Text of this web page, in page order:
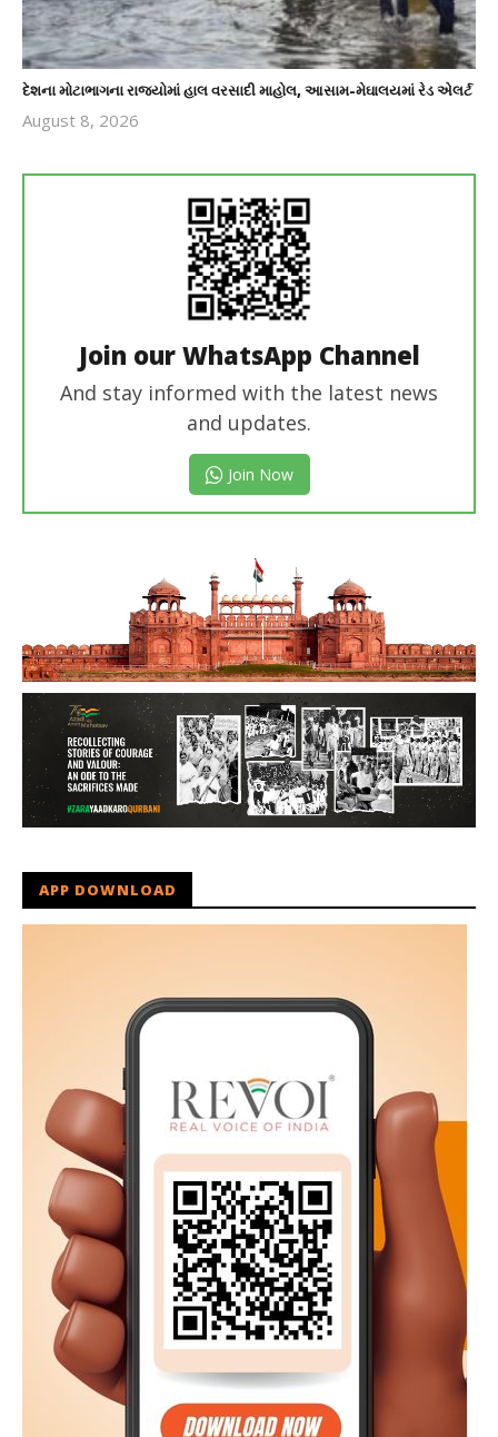
દેશના મોટાભાગના રાજ્યોમાં હાલ વરસાદી માહોલ, આસામ-મેઘાલયમાં રેડ એલર્ટ
August 8, 2026
Join our WhatsApp Channel
And stay informed with the latest news
and updates.
Join Now
APP DOWNLOAD